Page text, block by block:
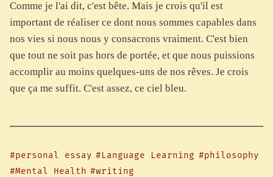
Comme je l'ai dit, c'est bête. Mais je crois qu'il est
important de réaliser ce dont nous sommes capables dans
nos vies si nous nous y consacrons vraiment. C'est bien
que tout ne soit pas hors de portée, et que nous puissions
accomplir au moins quelques-uns de nos rêves. Je crois
que ça me suffit. C'est assez, ce ciel bleu.
#personal essay #Language Learning #philosophy
#Mental Health #writing